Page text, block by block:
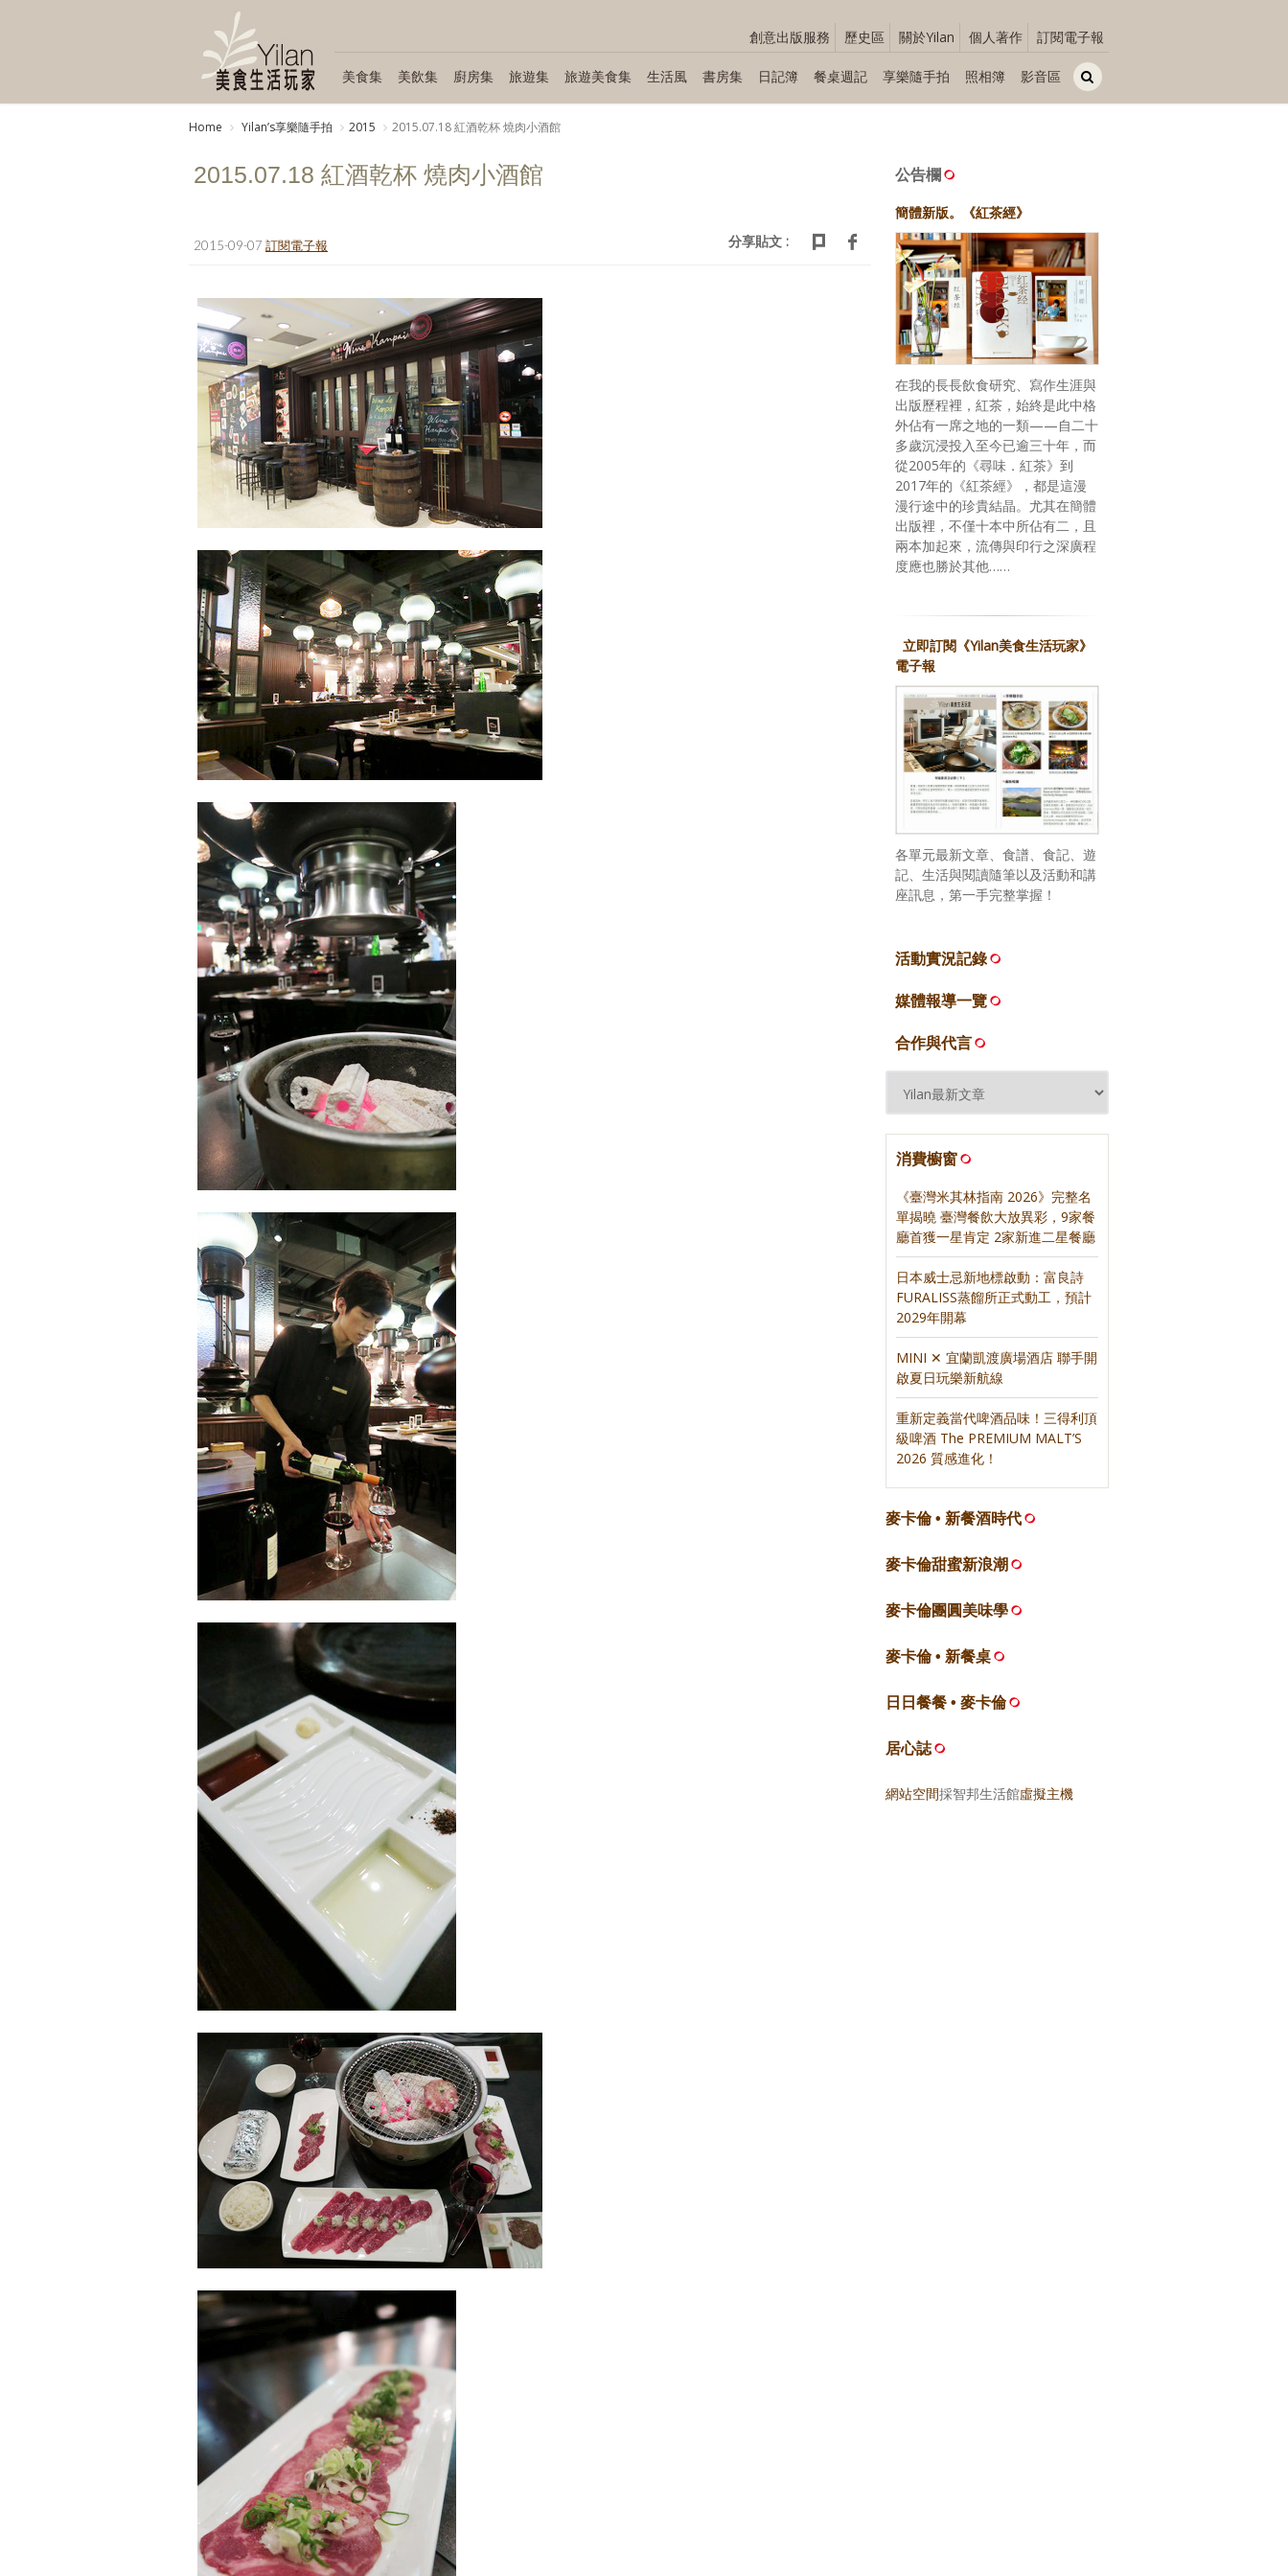
創意出版服務 歷史區 關於Yilan 個人著作 訂閱電子報
美食集 美飲集 廚房集 旅遊集 旅遊美食集 生活風 書房集 日記簿 餐桌週記 享樂隨手拍 照相簿 影音區
Home Yilanʼs享樂隨手拍 2015 2015.07.18 紅酒乾杯 燒肉小酒館
2015.07.18 紅酒乾杯 燒肉小酒館
2015-09-07 訂閱電子報 分享貼文 :
公告欄
簡體新版。《紅茶經》
在我的長長飲食研究、寫作生涯與
出版歷程裡，紅茶，始終是此中格
外佔有一席之地的一類——自二十
多歲沉浸投入至今已逾三十年，而
從2005年的《尋味．紅茶》到
2017年的《紅茶經》，都是這漫
漫行途中的珍貴結晶。尤其在簡體
出版裡，不僅十本中所佔有二，且
兩本加起來，流傳與印行之深廣程
度應也勝於其他……
立即訂閱《Yilan美食生活玩家》
電子報
各單元最新文章、食譜、食記、遊
記、生活與閱讀隨筆以及活動和講
座訊息，第一手完整掌握！
活動實況記錄
媒體報導一覽
合作與代言
消費櫥窗
《臺灣米其林指南 2026》完整名
單揭曉 臺灣餐飲大放異彩，9家餐
廳首獲一星肯定 2家新進二星餐廳
日本威士忌新地標啟動：富良詩
FURALISS蒸餾所正式動工，預計
2029年開幕
MINI ✕ 宜蘭凱渡廣場酒店 聯手開
啟夏日玩樂新航線
重新定義當代啤酒品味！三得利頂
級啤酒 The PREMIUM MALT’S
2026 質感進化！
麥卡倫 • 新餐酒時代
麥卡倫甜蜜新浪潮
麥卡倫團圓美味學
麥卡倫 • 新餐桌
日日餐餐 • 麥卡倫
居心誌
網站空間採智邦生活館虛擬主機